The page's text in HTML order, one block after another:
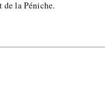
la Péniche.